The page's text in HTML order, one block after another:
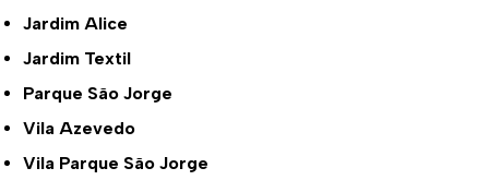
Jardim Alice
Jardim Textil
Parque São Jorge
Vila Azevedo
Vila Parque São Jorge